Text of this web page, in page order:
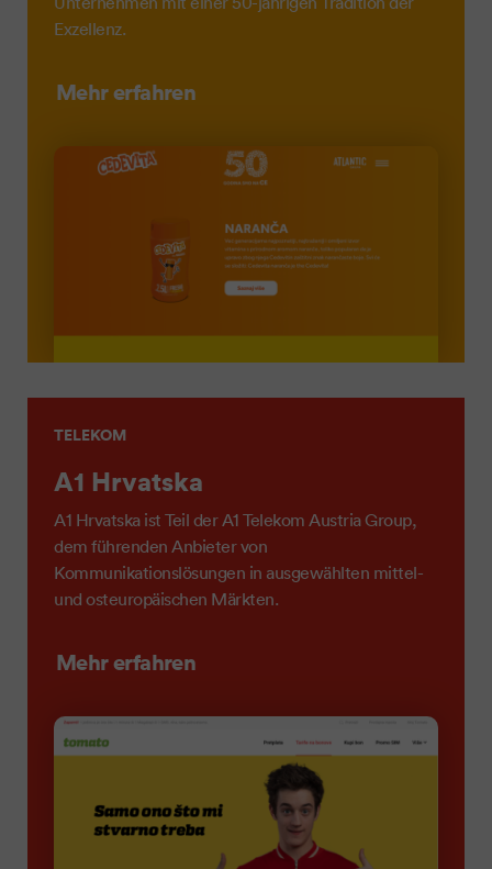
Exzellenz.
Mehr erfahren
TELEKOM
A1 Hrvatska
A1 Hrvatska ist Teil der A1 Telekom Austria Group,
dem führenden Anbieter von
Kommunikationslösungen in ausgewählten mittel-
und osteuropäischen Märkten.
Mehr erfahren